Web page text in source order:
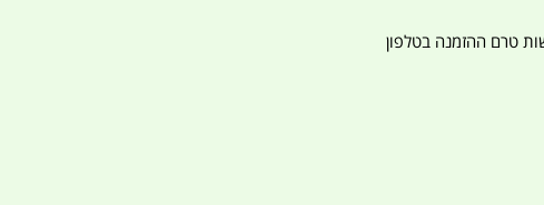
טרם ההזמנה בטלפון